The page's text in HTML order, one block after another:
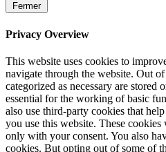
Fermer
Privacy Overview
This website uses cookies to
navigate through the website. Out
categorized as necessary are stored
essential for the working of basic
also use third-party cookies that
you use this website. These
only with your consent. You also
cookies. But opting out of some of